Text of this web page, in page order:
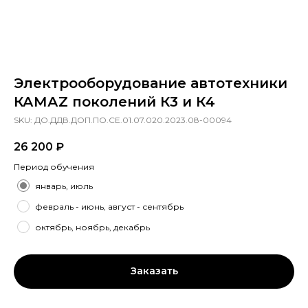
Электрооборудование автотехники
КАМАZ поколений К3 и К4
SKU: ДО.ДДВ.ДОП.ПО.СЕ.01.07.020.2023.08-00094
26 200 ₽
Период обучения
январь, июль
февраль - июнь, август - сентябрь
октябрь, ноябрь, декабрь
Заказать